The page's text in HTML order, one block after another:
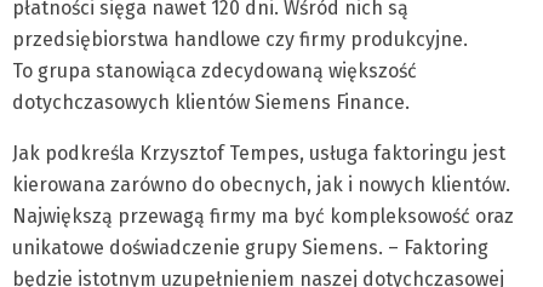
płatności sięga nawet 120 dni. Wśród nich są
przedsiębiorstwa handlowe czy firmy produkcyjne.
To grupa stanowiąca zdecydowaną większość
dotychczasowych klientów Siemens Finance.
Jak podkreśla Krzysztof Tempes, usługa faktoringu jest
kierowana zarówno do obecnych, jak i nowych klientów.
Największą przewagą firmy ma być kompleksowość oraz
unikatowe doświadczenie grupy Siemens. – Faktoring
będzie istotnym uzupełnieniem naszej dotychczasowej